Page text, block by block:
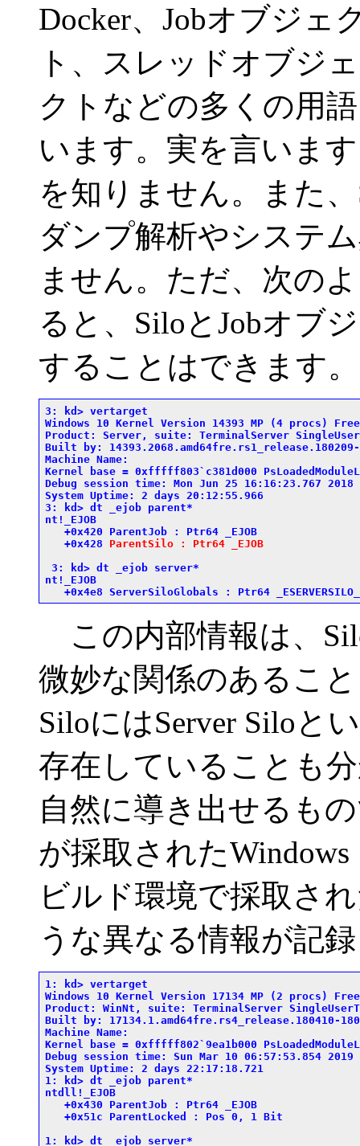
Docker、Jobオブジェ
ト、スレッドオブジ
クトなどの多くの用
います。実を言いま
を知りません。また
ダンプ解析やシステ
ません。ただ、次の
ると、SiloとJobオブ
することはできます。
3: kd> vertarget
Windows 10 Kernel Version 14393 MP (4 procs)
Product: Server, suite: TerminalServer
Built by: 14393.2068.amd64fre.rs1_release.180209-
Machine Name:
Kernel base = 0xfffff803`c381d000
Debug session time: Mon Jun 25 16:16:23.767 2018
System Uptime: 2 days 20:12:55.966
3: kd> dt _ejob parent*
nt!_EJOB
   +0x420 ParentJob : Ptr64 _EJOB
   +0x428
ParentSilo : Ptr64 _EJOB
3: kd> dt _ejob server*
nt!_EJOB
この内部情報は、
微妙な関係のあるこ
SiloにはServer Siloと
存在していることも
自然に導き出せるも
が採取された
ビルド環境で採取さ
うな異なる情報が記
1: kd> vertarget
Windows 10 Kernel Version 17134 MP (2 procs)
Product: WinNt, suite: TerminalServer
Built by: 17134.1.amd64fre.rs4_release.180410-
Machine Name:
Kernel base = 0xfffff802`9ea1b000
Debug session time: Sun Mar 10 06:57:53.854 2019
System Uptime: 2 days 22:17:18.721
1: kd> dt _ejob parent*
ntdll!_EJOB
   +0x430 ParentJob : Ptr64 _EJOB
   +0x51c ParentLocked : Pos 0, 1 Bit
1: kd> dt _ejob server*